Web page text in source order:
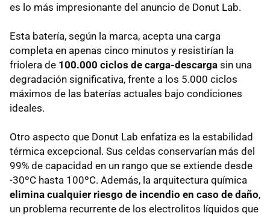
es lo más impresionante del anuncio de Donut Lab.
Esta batería, según la marca, acepta una carga
completa en apenas cinco minutos y resistirían la
friolera de 100.000 ciclos de carga-descarga sin una
degradación significativa, frente a los 5.000 ciclos
máximos de las baterías actuales bajo condiciones
ideales.
Otro aspecto que Donut Lab enfatiza es la estabilidad
térmica excepcional. Sus celdas conservarían más del
99% de capacidad en un rango que se extiende desde
-30ºC hasta 100ºC. Además, la arquitectura química
elimina cualquier riesgo de incendio en caso de daño,
un problema recurrente de los electrolitos líquidos que